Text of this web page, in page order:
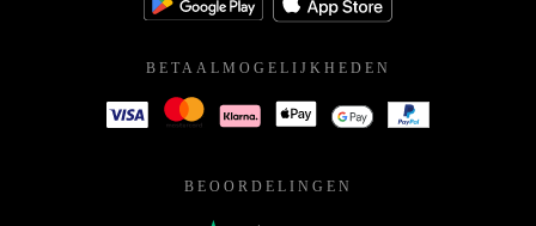
BETAALMOGELIJKHEDEN
BEOORDELINGEN